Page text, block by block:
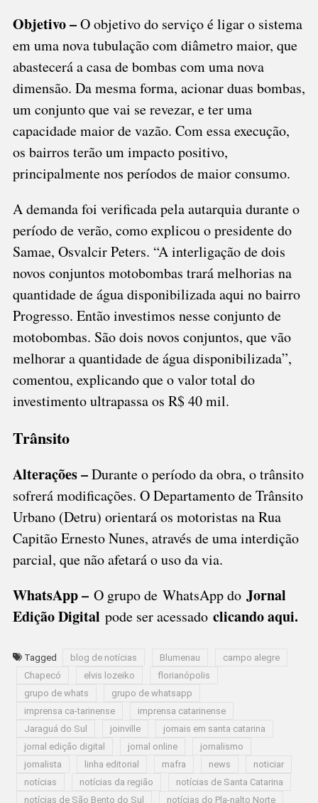
Objetivo –O objetivo do serviço é ligar o sistema
em uma nova tubulação com diâmetro maior, que
abastecerá a casa de bombas com uma nova
dimensão. Da mesma forma, acionar duas bombas,
um conjunto que vai se revezar, e ter uma
capacidade maior de vazão. Com essa execução,
os bairros terão um impacto positivo,
principalmente nos períodos de maior consumo.
A demanda foi verificada pela autarquia durante o
período de verão, como explicou o presidente do
Samae, Osvalcir Peters. “A interligação de dois
novos conjuntos motobombas trará melhorias na
quantidade de água disponibilizada aqui no bairro
Progresso. Então investimos nesse conjunto de
motobombas. São dois novos conjuntos, que vão
melhorar a quantidade de água disponibilizada”,
comentou, explicando que o valor total do
investimento ultrapassa os R$ 40 mil.
Trânsito
Alterações –Durante o período da obra, o trânsito
sofrerá modificações. O Departamento de Trânsito
Urbano (Detru) orientará os motoristas na Rua
Capitão Ernesto Nunes, através de uma interdição
parcial, que não afetará o uso da via.
WhatsApp – O grupo de WhatsApp do Jornal
Edição Digital pode ser acessado clicando aqui.
Tagged blog de notícias Blumenau
campo alegre
Chapecó
elvis lozeiko
florianópolis
grupo de whats
grupo de whatsapp
imprensa ca-tarinense
imprensa catarinense
Jaraguá do Sul
joinville
jornais em santa catarina
jornal edição digital
jornal online
jornalismo
jornalista
linha editorial mafra news
noticiar
notícias
notícias da região
notícias de Santa Catarina
notícias de São Bento do Sul
notícias do Pla-nalto Norte